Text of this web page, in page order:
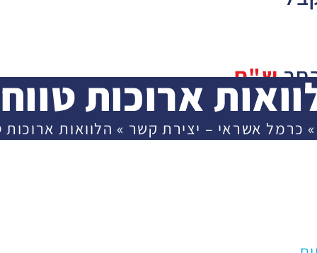
ש"ח ארוכות טווח
» כרמל אשראי – יצירת קשר » הלוואות ארוכות